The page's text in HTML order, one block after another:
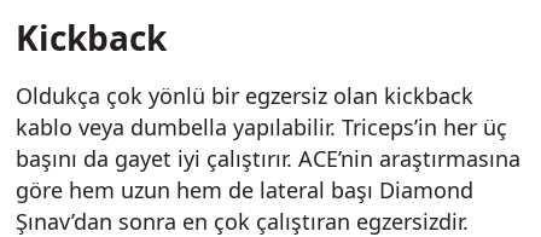
Kickback
Oldukça çok yönlü bir egzersiz olan kickback
kablo veya dumbella yapılabilir. Triceps’in her üç
başını da gayet iyi çalıştırır. ACE’nin araştırmasına
göre hem uzun hem de lateral başı Diamond
Şınav’dan sonra en çok çalıştıran egzersizdir.